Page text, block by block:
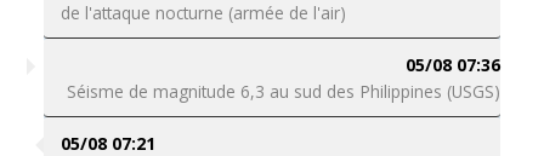
de l'attaque nocturne (armée de l'air)
05/08 07:36
Séisme de magnitude 6,3 au sud des Philippines (USGS)
05/08 07:21